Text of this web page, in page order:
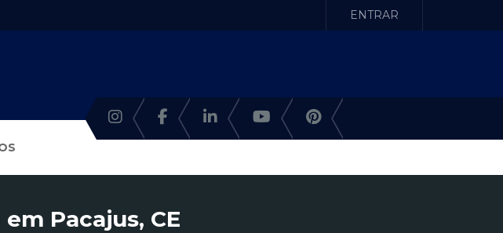
ENTRAR
Pacajus, CE